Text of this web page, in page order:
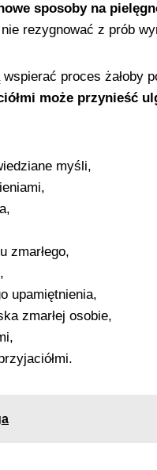
sposoby na
rezygnować z prób
proces
może przynieść
myśli,
zmarłego,
upamiętnienia,
zmarłej osobie,